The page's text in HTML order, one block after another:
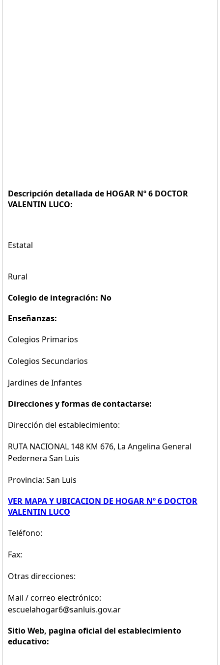
Descripción detallada de HOGAR Nº 6 DOCTOR
VALENTIN LUCO:
Estatal
Rural
Colegio de integración: No
Enseñanzas:
Colegios Primarios
Colegios Secundarios
Jardines de Infantes
Direcciones y formas de contactarse:
Dirección del establecimiento:
RUTA NACIONAL 148 KM 676, La Angelina General
Pedernera San Luis
Provincia: San Luis
VER MAPA Y UBICACION DE HOGAR Nº 6 DOCTOR
VALENTIN LUCO
Teléfono:
Fax:
Otras direcciones:
Mail / correo electrónico:
escuelahogar6@sanluis.gov.ar
Sitio Web, pagina oficial del establecimiento
educativo: